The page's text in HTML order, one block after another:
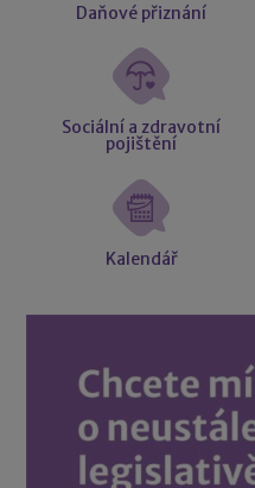
Daňové přiznání
Sociální a zdravotní
pojištění
Kalendář